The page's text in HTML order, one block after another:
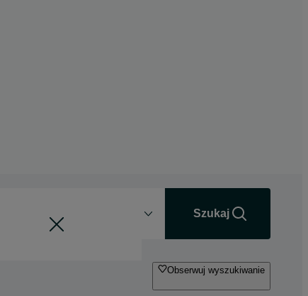
Szukaj
Obserwuj wyszukiwanie